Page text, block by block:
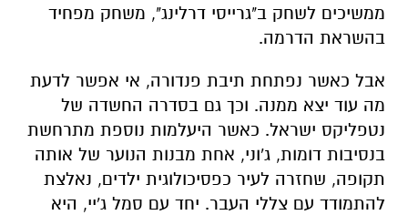
ממשיכים לשחק ב"גרייסי דרלינג", משחק מפחיד
בהשראת הדרמה.
אבל כאשר נפתחת תיבת פנדורה, אי אפשר לדעת
מה עוד יצא ממנה. וכך גם בסדרה החשדה של
נטפליקס ישראל. כאשר היעלמות נוספת מתרחשת
בנסיבות דומות, ג'וני, אחת מבנות הנוער של אותה
תקופה, שחזרה לעיר כפסיכולוגית ילדים, נאלצת
להתמודד עם צללי העבר. יחד עם סמל ג'יי, היא